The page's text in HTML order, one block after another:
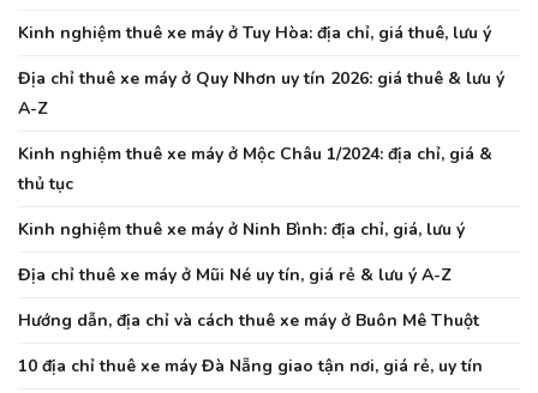
Kinh nghiệm thuê xe máy ở Tuy Hòa: địa chỉ, giá thuê, lưu ý
Địa chỉ thuê xe máy ở Quy Nhơn uy tín 2026: giá thuê & lưu ý
A-Z
Kinh nghiệm thuê xe máy ở Mộc Châu 1/2024: địa chỉ, giá &
thủ tục
Kinh nghiệm thuê xe máy ở Ninh Bình: địa chỉ, giá, lưu ý
Địa chỉ thuê xe máy ở Mũi Né uy tín, giá rẻ & lưu ý A-Z
Hướng dẫn, địa chỉ và cách thuê xe máy ở Buôn Mê Thuột
10 địa chỉ thuê xe máy Đà Nẵng giao tận nơi, giá rẻ, uy tín